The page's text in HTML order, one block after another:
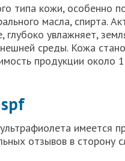
типа кожи, особенно
масла, спирта.
глубоко увлажняет,
среды. Кожа
продукции около
имеется
отзывов в сторону